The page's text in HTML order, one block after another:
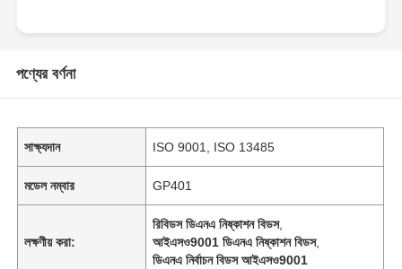
পণ্যের বর্ণনা
সাক্ষ্যদান ISO 9001, ISO 13485
মডেল নম্বার GP401
লক্ষণীয় করা:
রিবিডস ডিএনএ নিষ্কাশন বিডস,
আইএসও9001 ডিএনএ নিষ্কাশন বিডস,
ডিএনএ নির্বাচন বিডস আইএসও9001